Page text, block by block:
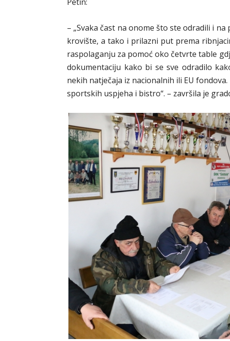
– „Svaka čast na onome što ste odradili i
krovište, a tako i prilazni put prema
raspolaganju za pomoć oko četvrte table
dokumentaciju kako bi se sve odradilo
nekih natječaja iz nacionalnih ili EU
sportskih uspjeha i bistro“. – završila je